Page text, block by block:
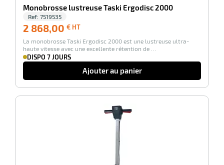
Monobrosse lustreuse Taski Ergodisc 2000
Ref: 7519535
2 868,00 € HT
HT
La monobrosse Taski Ergodisc 2000 est une lustreuse ultra-
haute vitesse avec une excellente rétention de …
DISPO 7 JOURS
Ajouter au panier